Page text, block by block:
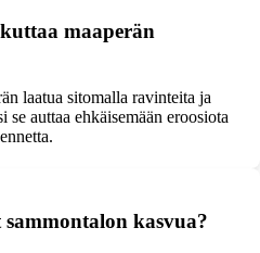
maaperän
laatua sitomalla ravinteita ja
auttaa ehkäisemään eroosiota
kasvua?